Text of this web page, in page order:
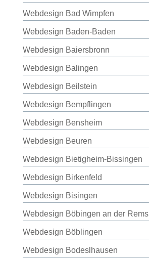
Webdesign Bad Wimpfen
Webdesign Baden-Baden
Webdesign Baiersbronn
Webdesign Balingen
Webdesign Beilstein
Webdesign Bempflingen
Webdesign Bensheim
Webdesign Beuren
Webdesign Bietigheim-Bissingen
Webdesign Birkenfeld
Webdesign Bisingen
Webdesign Böbingen an der Rems
Webdesign Böblingen
Webdesign Bodeslhausen